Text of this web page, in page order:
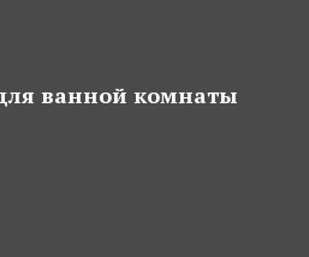
ванной комнаты